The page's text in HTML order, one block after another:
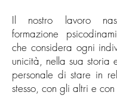
Il nostro lavoro
formazione
che considera ogni
unicità, nella sua storia
personale di stare in
stesso, con gli altri e